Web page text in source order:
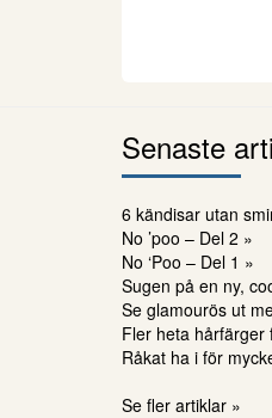
Senaste
6 kändisar utan
No ’poo – Del 2 »
No ‘Poo – Del 1 »
Sugen på en ny,
Se glamourös ut
Fler heta hårfärger
Råkat ha i för
Se fler artiklar »